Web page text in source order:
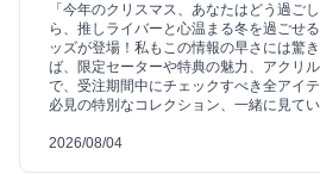
「今年のクリスマス、あなたはどう過ご
ら、推しライバーと心温まる冬を過ごせ
ッズが登場！私もこの情報の早さには驚
ば、限定セーターや特典の魅力、アクリ
で、受注期間中にチェックすべき全アイ
必見の特別なコレクション、一緒に見て
2026/08/04